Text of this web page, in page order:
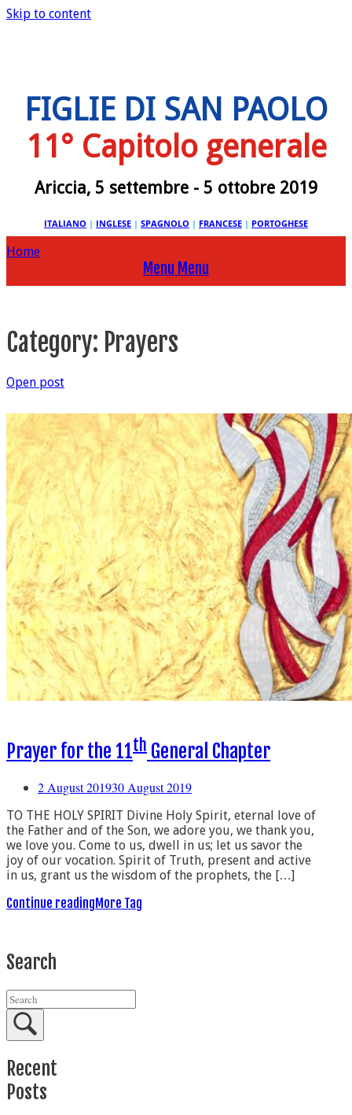
Skip to content
FIGLIE DI SAN PAOLO
11° Capitolo generale
Ariccia, 5 settembre - 5 ottobre 2019
ITALIANO | INGLESE | SPAGNOLO | FRANCESE | PORTOGHESE
Home
Menu Menu
Category: Prayers
Open post
Prayer for the 11th General Chapter
2 August 201930 August 2019
TO THE HOLY SPIRIT Divine Holy Spirit, eternal love of
the Father and of the Son, we adore you, we thank you,
we love you. Come to us, dwell in us; let us savor the
joy of our vocation. Spirit of Truth, present and active
in us, grant us the wisdom of the prophets, the […]
Continue readingMore Tag
Search
Recent
Posts